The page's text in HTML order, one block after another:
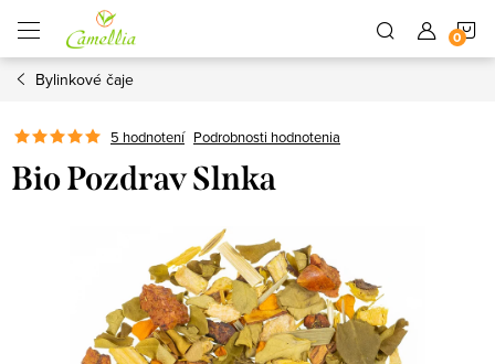
obsah
Bylinkové čaje
5 hodnotení Podrobnosti hodnotenia
Bio Pozdrav Slnka